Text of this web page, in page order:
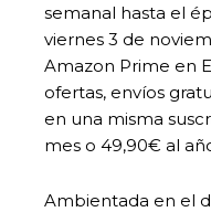
semanal hasta el
viernes 3 de
Amazon Prime en
ofertas, envíos
en una misma
mes o 49,90€ al
Ambientada en el